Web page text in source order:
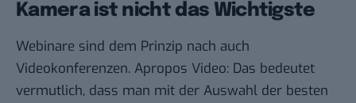
Kamera ist nicht das Wichtigste
Webinare sind dem Prinzip nach auch
Videokonferenzen. Apropos Video: Das bedeutet
vermutlich, dass man mit der Auswahl der besten